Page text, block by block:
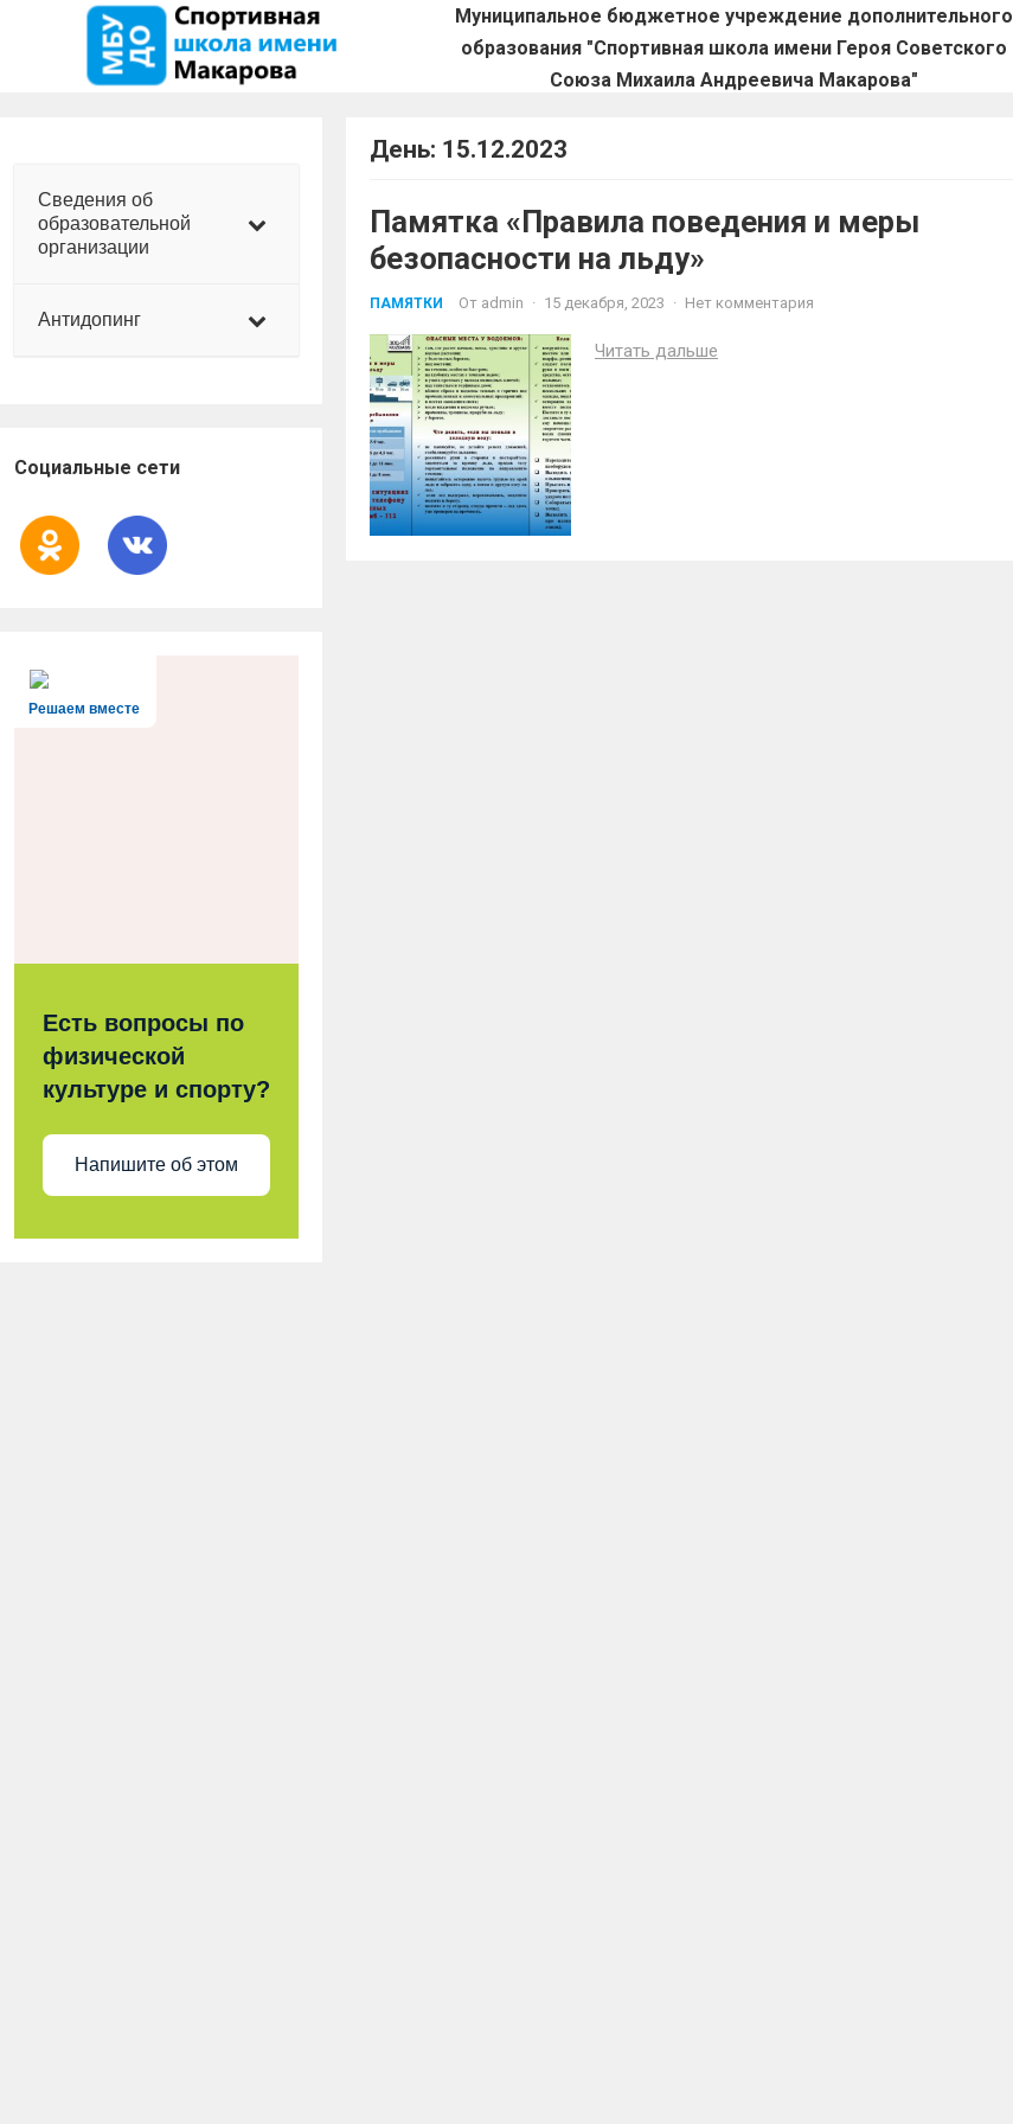
Муниципальное бюджетное учреждение дополнительного
образования "Спортивная школа имени Героя Советского
Союза Михаила Андреевича Макарова"
Сведения об
образовательной
организации
Антидопинг
Социальные сети
Решаем вместе
Есть вопросы по
физической
культуре и спорту?
Напишите об этом
День: 15.12.2023
Памятка «Правила поведения и меры
безопасности на льду»
ПАМЯТКИ От admin · 15 декабря, 2023 · Нет комментария
Читать дальше